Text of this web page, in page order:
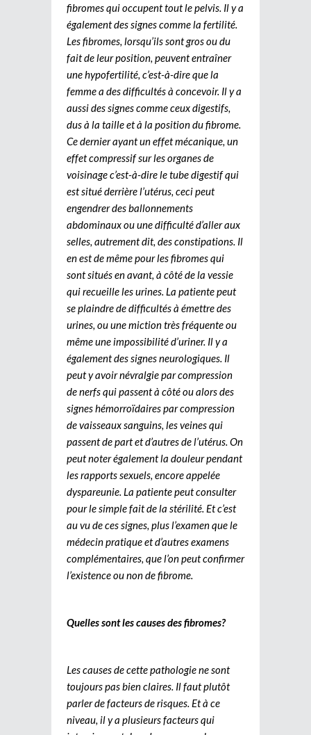
fibromes qui occupent tout le pelvis. Il y a
également des signes comme la fertilité.
Les fibromes, lorsqu’ils sont gros ou du
fait de leur position, peuvent entraîner
une hypofertilité, c’est-à-dire que la
femme a des difficultés à concevoir. Il y a
aussi des signes comme ceux digestifs,
dus à la taille et à la position du fibrome.
Ce dernier ayant un effet mécanique, un
effet compressif sur les organes de
voisinage c’est-à-dire le tube digestif qui
est situé derrière l’utérus, ceci peut
engendrer des ballonnements
abdominaux ou une difficulté d’aller aux
selles, autrement dit, des constipations. Il
en est de même pour les fibromes qui
sont situés en avant, à côté de la vessie
qui recueille les urines. La patiente peut
se plaindre de difficultés à émettre des
urines, ou une miction très fréquente ou
même une impossibilité d’uriner. Il y a
également des signes neurologiques. Il
peut y avoir névralgie par compression
de nerfs qui passent à côté ou alors des
signes hémorroïdaires par compression
de vaisseaux sanguins, les veines qui
passent de part et d’autres de l’utérus. On
peut noter également la douleur pendant
les rapports sexuels, encore appelée
dyspareunie. La patiente peut consulter
pour le simple fait de la stérilité. Et c’est
au vu de ces signes, plus l’examen que le
médecin pratique et d’autres examens
complémentaires, que l’on peut confirmer
l’existence ou non de fibrome.
Quelles sont les causes des fibromes?
Les causes de cette pathologie ne sont
toujours pas bien claires. Il faut plutôt
parler de facteurs de risques. Et à ce
niveau, il y a plusieurs facteurs qui